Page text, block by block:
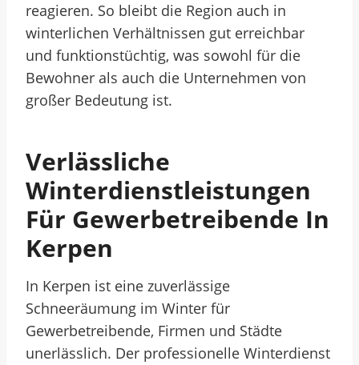
reagieren. So bleibt die Region auch in
winterlichen Verhältnissen gut erreichbar
und funktionstüchtig, was sowohl für die
Bewohner als auch die Unternehmen von
großer Bedeutung ist.
Verlässliche
Winterdienstleistungen
Für Gewerbetreibende In
Kerpen
In Kerpen ist eine zuverlässige
Schneeräumung im Winter für
Gewerbetreibende, Firmen und Städte
unerlässlich. Der professionelle Winterdienst